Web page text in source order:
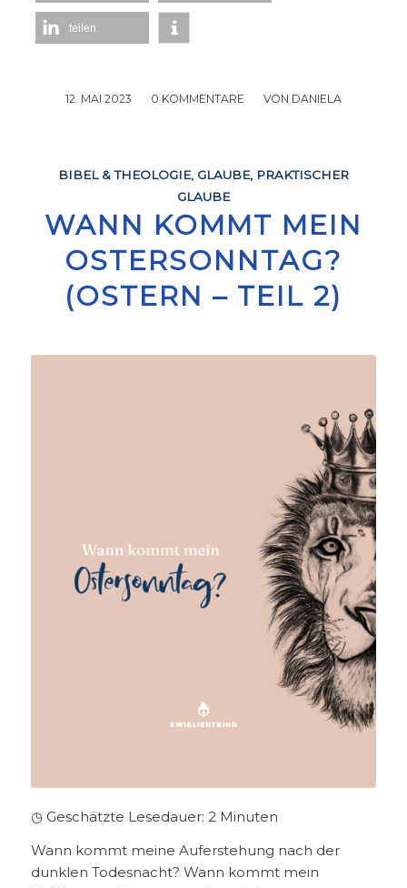
teilen
12. MAI 2023
/ 0 KOMMENTARE
/ VON DANIELA
BIBEL & THEOLOGIE, GLAUBE, PRAKTISCHER
GLAUBE
WANN KOMMT MEIN
OSTERSONNTAG?
(OSTERN – TEIL 2)
◷ Geschätzte Lesedauer: 2 Minuten
Wann kommt meine Auferstehung nach der
dunklen Todesnacht? Wann kommt mein